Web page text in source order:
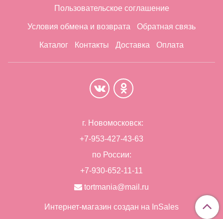
Пользовательское соглашение
Условия обмена и возврата Обратная связь
Каталог Контакты Доставка Оплата
г. Новомосковск:
+7-953-427-43-63
по России:
+7-930-652-11-11
tortmania@mail.ru
Интернет-магазин создан на InSales